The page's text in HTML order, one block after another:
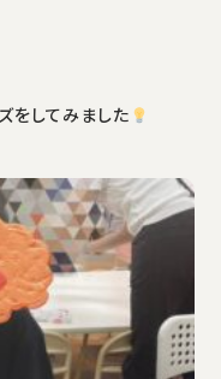
をしてみました